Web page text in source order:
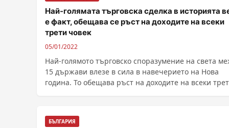
Най-голямата търговска сделка в историята
e факт, обещава се ръст на доходите на всеки
трети човек
05/01/2022
Най-голямото търговско споразумение на света
15 държави влезе в сила в навечерието на Нова
година. То обещава ръст на доходите на всеки
БЪЛГАРИЯ